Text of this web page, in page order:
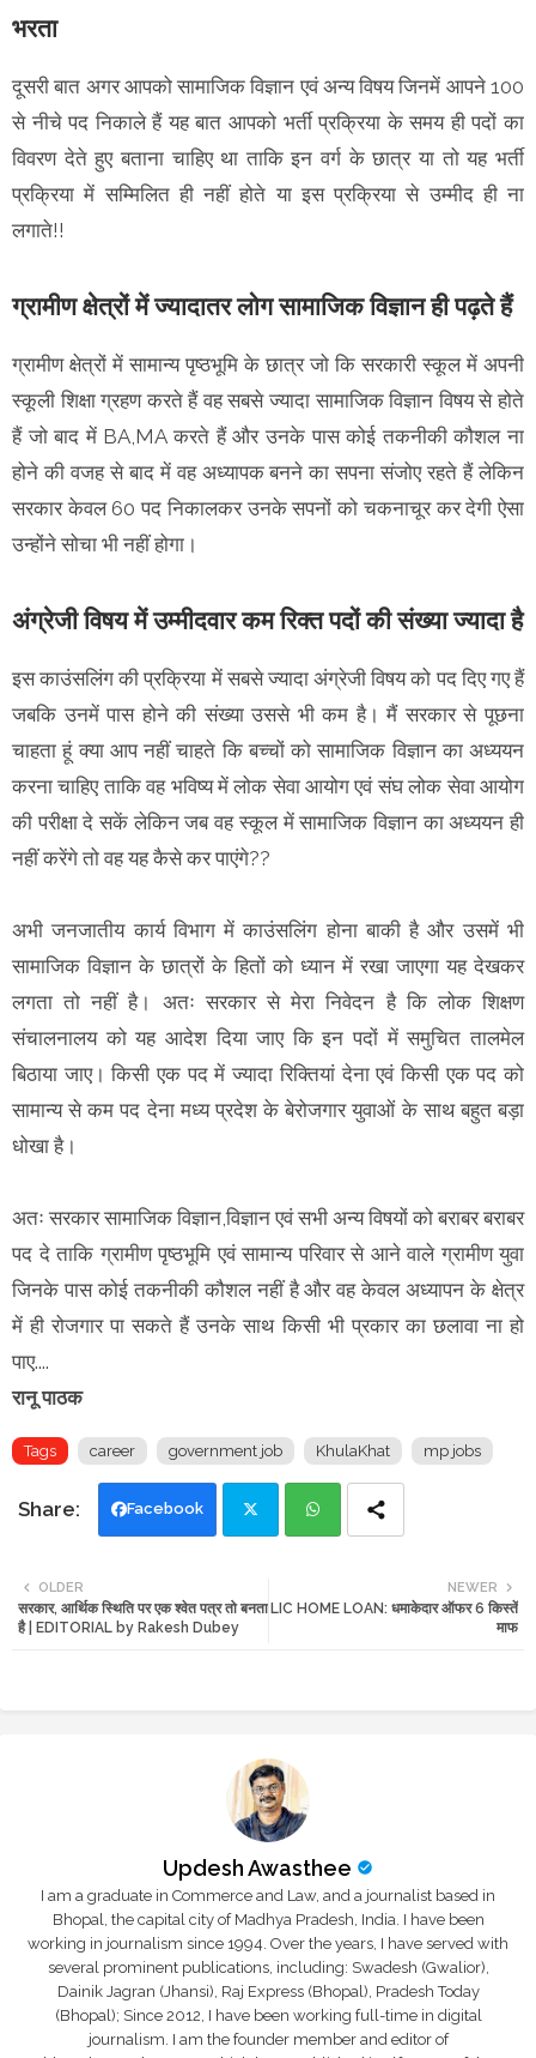
भरता
दूसरी बात अगर आपको सामाजिक विज्ञान एवं अन्य विषय जिनमें आपने 100
से नीचे पद निकाले हैं यह बात आपको भर्ती प्रक्रिया के समय ही पदों का
विवरण देते हुए बताना चाहिए था ताकि इन वर्ग के छात्र या तो यह भर्ती
प्रक्रिया में सम्मिलित ही नहीं होते या इस प्रक्रिया से उम्मीद ही ना
लगाते!!
ग्रामीण क्षेत्रों में ज्यादातर लोग सामाजिक विज्ञान ही पढ़ते हैं
ग्रामीण क्षेत्रों में सामान्य पृष्ठभूमि के छात्र जो कि सरकारी स्कूल में अपनी
स्कूली शिक्षा ग्रहण करते हैं वह सबसे ज्यादा सामाजिक विज्ञान विषय से होते
हैं जो बाद में BA,MA करते हैं और उनके पास कोई तकनीकी कौशल ना
होने की वजह से बाद में वह अध्यापक बनने का सपना संजोए रहते हैं लेकिन
सरकार केवल 60 पद निकालकर उनके सपनों को चकनाचूर कर देगी ऐसा
उन्होंने सोचा भी नहीं होगा।
अंग्रेजी विषय में उम्मीदवार कम रिक्त पदों की संख्या ज्यादा है
इस काउंसलिंग की प्रक्रिया में सबसे ज्यादा अंग्रेजी विषय को पद दिए गए हैं
जबकि उनमें पास होने की संख्या उससे भी कम है। मैं सरकार से पूछना
चाहता हूं क्या आप नहीं चाहते कि बच्चों को सामाजिक विज्ञान का अध्ययन
करना चाहिए ताकि वह भविष्य में लोक सेवा आयोग एवं संघ लोक सेवा आयोग
की परीक्षा दे सकें लेकिन जब वह स्कूल में सामाजिक विज्ञान का अध्ययन ही
नहीं करेंगे तो वह यह कैसे कर पाएंगे??
अभी जनजातीय कार्य विभाग में काउंसलिंग होना बाकी है और उसमें भी
सामाजिक विज्ञान के छात्रों के हितों को ध्यान में रखा जाएगा यह देखकर
लगता तो नहीं है। अतः सरकार से मेरा निवेदन है कि लोक शिक्षण
संचालनालय को यह आदेश दिया जाए कि इन पदों में समुचित तालमेल
बिठाया जाए। किसी एक पद में ज्यादा रिक्तियां देना एवं किसी एक पद को
सामान्य से कम पद देना मध्य प्रदेश के बेरोजगार युवाओं के साथ बहुत बड़ा
धोखा है।
अतः सरकार सामाजिक विज्ञान,विज्ञान एवं सभी अन्य विषयों को बराबर बराबर
पद दे ताकि ग्रामीण पृष्ठभूमि एवं सामान्य परिवार से आने वाले ग्रामीण युवा
जिनके पास कोई तकनीकी कौशल नहीं है और वह केवल अध्यापन के क्षेत्र
में ही रोजगार पा सकते हैं उनके साथ किसी भी प्रकार का छलावा ना हो
पाए....
रानू पाठक
Tags career government job KhulaKhat mp jobs
Facebook
tte ats
NEWER
LIC HOME LOAN: धमाकेदार ऑफर 6 किस्तें
माफ
OLDER
सरकार, आर्थिक स्थिति पर एक श्वेत पत्र तो बनता
है | EDITORIAL by Rakesh Dubey
Updesh Awasthee
I am a graduate in Commerce and Law, and a journalist based in
Bhopal, the capital city of Madhya Pradesh, India. I have been
working in journalism since 1994. Over the years, I have served with
several prominent publications, including: Swadesh (Gwalior),
Dainik Jagran (Jhansi), Raj Express (Bhopal), Pradesh Today
(Bhopal); Since 2012, I have been working full-time in digital
journalism. I am the founder member and editor of